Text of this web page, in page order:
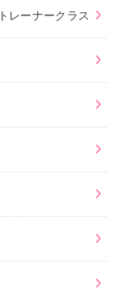
レーナークラス